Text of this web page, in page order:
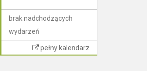
brak nadchodzących
wydarzeń
pełny kalendarz